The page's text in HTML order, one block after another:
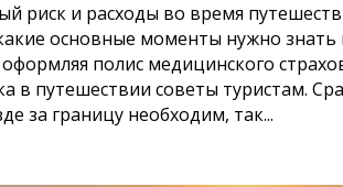
риск и расходы во время
основные моменты нужно знать
полис медицинского
в путешествии советы туристам.
за границу необходим, так...